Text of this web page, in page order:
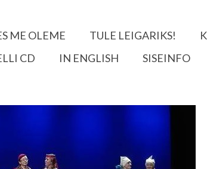
ME OLEME TULE LEIGARIKS!
CD
IN ENGLISH SISEINFO